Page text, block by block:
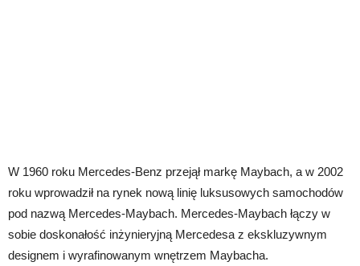
W 1960 roku Mercedes-Benz przejął markę Maybach, a w 2002
roku wprowadził na rynek nową linię luksusowych samochodów
pod nazwą Mercedes-Maybach. Mercedes-Maybach łączy w
sobie doskonałość inżynieryjną Mercedesa z ekskluzywnym
designem i wyrafinowanym wnętrzem Maybacha.